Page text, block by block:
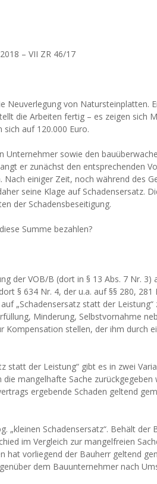
– VII ZR 46/17
Neuverlegung von Natursteinplatten.
die Arbeiten fertig – es zeigen sich
auf 120.000 Euro.
Unternehmer sowie den
er zunächst den entsprechenden
Nach einiger Zeit, noch während des
seine Klage auf Schadensersatz.
der Schadensbeseitigung.
Summe bezahlen?
der VOB/B (dort in § 13 Abs. 7 Nr. 3)
§ 634 Nr. 4, der u.a. auf §§ 280,
„Schadensersatz statt der Leistung“
Minderung, Selbstvornahme
Kompensation stellen, der ihm durch
statt der Leistung“ gibt es in zwei
die mangelhafte Sache
ergebende Schaden geltend
„kleinen Schadensersatz“. Behält
im Vergleich zur mangelfreien
hat vorliegend der Bauherr geltend
dem Bauunternehmer nach